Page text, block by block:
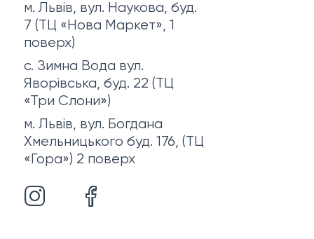
м. Львів, вул. Наукова, буд.
7 (ТЦ «Нова Маркет», 1
поверх)
с. Зимна Вода вул.
Яворівська, буд. 22 (ТЦ
«Три Слони»)
м. Львів, вул. Богдана
Хмельницького буд. 176, (ТЦ
«Гора») 2 поверх